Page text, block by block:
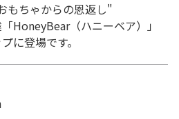
もちゃからの恩返し"
HoneyBear（ハニーベア）」
に登場です。